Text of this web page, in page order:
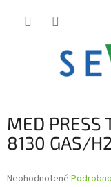
MED
8130 GAS/
Priemerné
Neohodnotené